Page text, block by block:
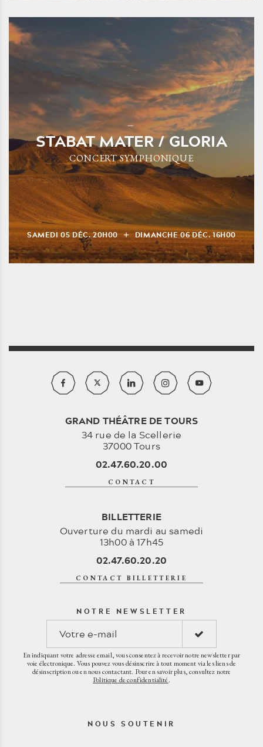
STABAT MATER / GLORIA
CONCERT SYMPHONIQUE
SAMEDI05DÉC.20H00 DIMANCHE06DÉC.16H00
GRAND THÉÂTRE DE TOURS
34 rue de la Scellerie
37000 Tours
02.47.60.20.00
CONTACT
BILLETTERIE
Ouverture du mardi au samedi
13h00 à 17h45
02.47.60.20.20
CONTACT BILLETTERIE
NOTRE NEWSLETTER
En indiquant votre adresse email, vous consentez à recevoir notre newsletter par
voie électronique. Vous pouvez vous désinscrire à tout moment via les liens de
désinscription ou en nous contactant. Pour en savoir plus, consultez notre
Politique de confidentialité.
NOUS SOUTENIR